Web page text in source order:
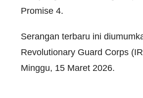
Promise 4.
Serangan terbaru ini
Revolutionary Guard Corps
Minggu, 15 Maret 2026.